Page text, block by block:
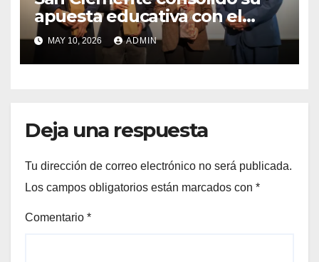
apuesta educativa con el
lanzamiento del
Preuniversitario Brotes 2026
MAY 10, 2026 ADMIN
Deja una respuesta
Tu dirección de correo electrónico no será publicada.
Los campos obligatorios están marcados con *
Comentario *